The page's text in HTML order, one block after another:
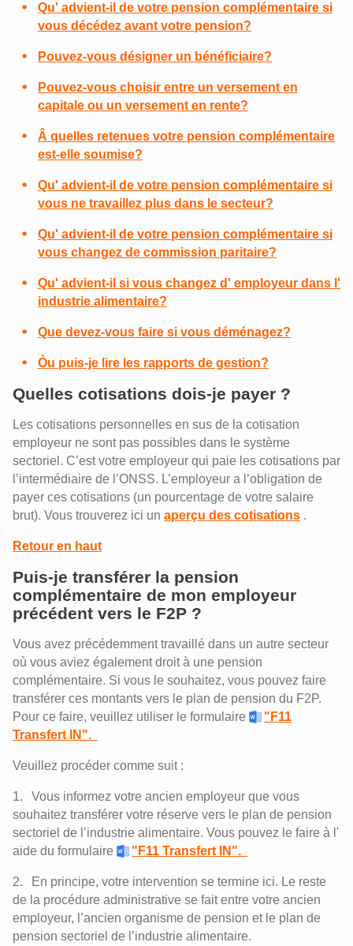
Qu' advient-il de votre pension complémentaire si
vous décédez avant votre pension?
Pouvez-vous désigner un bénéficiaire?
Pouvez-vous choisir entre un versement en
capitale ou un versement en rente?
Â quelles retenues votre pension complémentaire
est-elle soumise?
Qu' advient-il de votre pension complémentaire si
vous ne travaillez plus dans le secteur?
Qu' advient-il de votre pension complémentaire si
vous changez de commission paritaire?
Qu' advient-il si vous changez d' employeur dans l'
industrie alimentaire?
Que devez-vous faire si vous déménagez?
Òu puis-je lire les rapports de gestion?
Quelles cotisations dois-je payer ?
Les cotisations personnelles en sus de la cotisation
employeur ne sont pas possibles dans le système
sectoriel. C’est votre employeur qui paie les cotisations par
l’intermédiaire de l’ONSS. L’employeur a l’obligation de
payer ces cotisations (un pourcentage de votre salaire
brut). Vous trouverez ici un aperçu des cotisations .
Retour en haut
Puis-je transférer la pension
complémentaire de mon employeur
précédent vers le F2P ?
Vous avez précédemment travaillé dans un autre secteur
où vous aviez également droit à une pension
complémentaire. Si vous le souhaitez, vous pouvez faire
transférer ces montants vers le plan de pension du F2P.
Pour ce faire, veuillez utiliser le formulaire
"F11
Transfert IN".
Veuillez procéder comme suit :
Vous informez votre ancien employeur que vous
souhaitez transférer votre réserve vers le plan de pension
sectoriel de l’industrie alimentaire. Vous pouvez le faire à l'
aide du formulaire
"F11 Transfert IN".
En principe, votre intervention se termine ici. Le reste
de la procédure administrative se fait entre votre ancien
employeur, l’ancien organisme de pension et le plan de
pension sectoriel de l’industrie alimentaire.